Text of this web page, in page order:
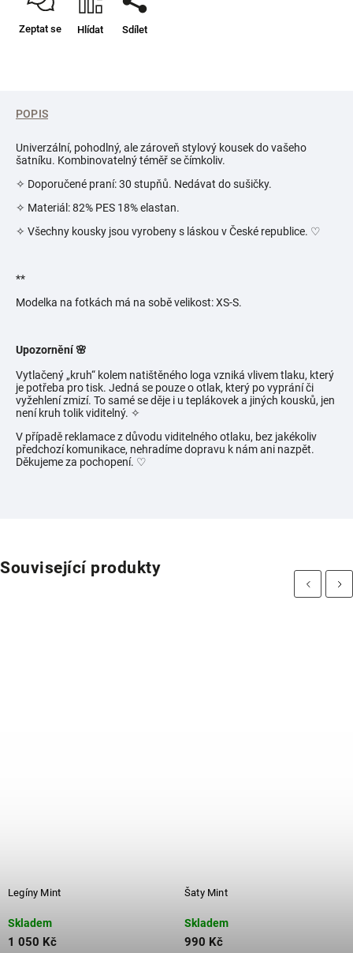
Zeptat se Hlídat Sdílet
POPIS
Univerzální, pohodlný, ale zároveň stylový kousek do vašeho
šatníku. Kombinovatelný téměř se čímkoliv.
✧ Doporučené praní: 30 stupňů. Nedávat do sušičky.
✧ Materiál: 82% PES 18% elastan.
✧ Všechny kousky jsou vyrobeny s láskou v České republice. ♡
**
Modelka na fotkách má na sobě velikost:XS-S.
Upozornění 🌸
Vytlačený „kruh“ kolem natištěného loga vzniká vlivem tlaku, který
je potřeba pro tisk. Jedná se pouze o otlak, který po vyprání či
vyžehlení zmizí. To samé se děje i u teplákovek a jiných kousků, jen
není kruh tolik viditelný. ✧
V případě reklamace z důvodu viditelného otlaku, bez jakékoliv
předchozí komunikace, nehradíme dopravu k nám ani nazpět.
Děkujeme za pochopení. ♡
Související produkty
Previous
Legíny Mint
Skladem
1 050 Kč
Šaty Mint
Skladem
990 Kč
Next